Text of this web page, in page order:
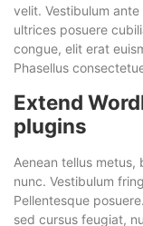
velit. Vestibulum
ultrices posuere
congue, elit erat
Phasellus
Extend
plugins
Aenean tellus
nunc. Vestibulum
Pellentesque
sed cursus feugiat,